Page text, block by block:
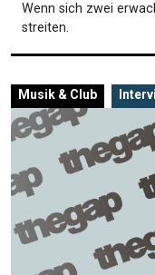
Wenn sich zwei
streiten.
Musik & Club